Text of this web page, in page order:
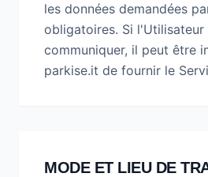
les données demandées
obligatoires. Si l'Utilisateur
communiquer, il peut être
parkise.it de fournir le
MODE ET LIEU DE